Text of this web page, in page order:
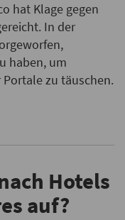
hat Klage gegen
In der
haben, um
zu täuschen.
Hotels
auf?